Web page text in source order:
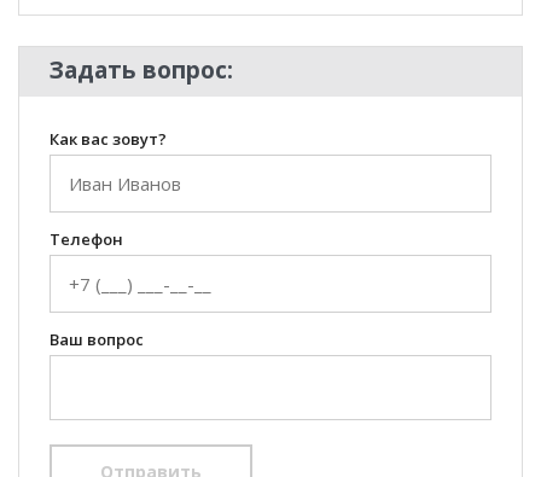
Задать вопрос:
Как вас зовут?
Телефон
Ваш вопрос
Отправить